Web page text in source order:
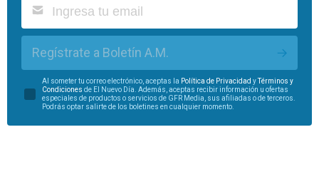
Regístrate a Boletín A.M.
Al someter tu correo electrónico, aceptas la Política de Privacidad yTérminos y
Condiciones de El Nuevo Día. Además, aceptas recibir información u ofertas
especiales de productos o servicios de GFR Media, sus afiliadas o de terceros.
Podrás optar salirte de los boletines en cualquier momento.